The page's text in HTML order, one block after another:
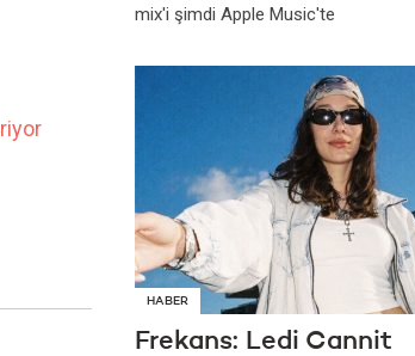
mix'i şimdi Apple Music'te
HABER
Frekans: Ledi Cannit